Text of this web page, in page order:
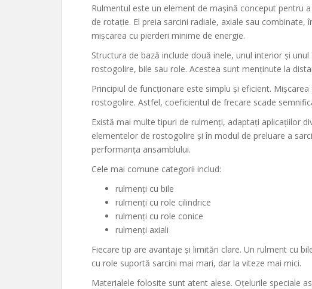
Rulmentul este un element de mașină conceput pentru
de rotație. El preia sarcini radiale, axiale sau
mișcarea cu pierderi minime de energie.
Structura de bază include două inele, unul interior și
rostogolire, bile sau role. Acestea sunt menținute la
Principiul de funcționare este simplu și eficient.
rostogolire. Astfel, coeficientul de frecare scade
Există mai multe tipuri de rulmenți, adaptați aplicațiilor
elementelor de rostogolire și în modul de preluare a
performanța ansamblului.
Cele mai comune categorii includ:
rulmenți cu bile
rulmenți cu role cilindrice
rulmenți cu role conice
rulmenți axiali
Fiecare tip are avantaje și limitări clare. Un rulment cu
cu role suportă sarcini mai mari, dar la viteze mai mici.
Materialele folosite sunt atent alese. Oțelurile speciale